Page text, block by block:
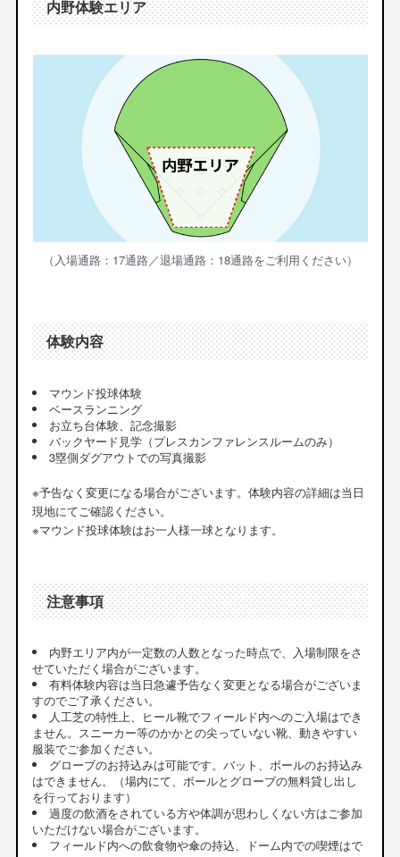
内野体験エリア
（入場通路：17通路／退場通路：18通路をご利用ください）
体験内容
マウンド投球体験
ベースランニング
お立ち台体験、記念撮影
バックヤード見学（プレスカンファレンスルームのみ）
3塁側ダグアウトでの写真撮影
※予告なく変更になる場合がございます。体験内容の詳細は当日
現地にてご確認ください。
※マウンド投球体験はお一人様一球となります。
注意事項
内野エリア内が一定数の人数となった時点で、入場制限をさ
せていただく場合がございます。
有料体験内容は当日急遽予告なく変更となる場合がございま
すのでご了承ください。
人工芝の特性上、ヒール靴でフィールド内へのご入場はでき
ません。スニーカー等のかかとの尖っていない靴、動きやすい
服装でご参加ください。
グローブのお持込みは可能です。バット、ボールのお持込み
はできません。（場内にて、ボールとグローブの無料貸し出し
を行っております）
過度の飲酒をされている方や体調が思わしくない方はご参加
いただけない場合がございます。
フィールド内への飲食物や傘の持込、ドーム内での喫煙はで